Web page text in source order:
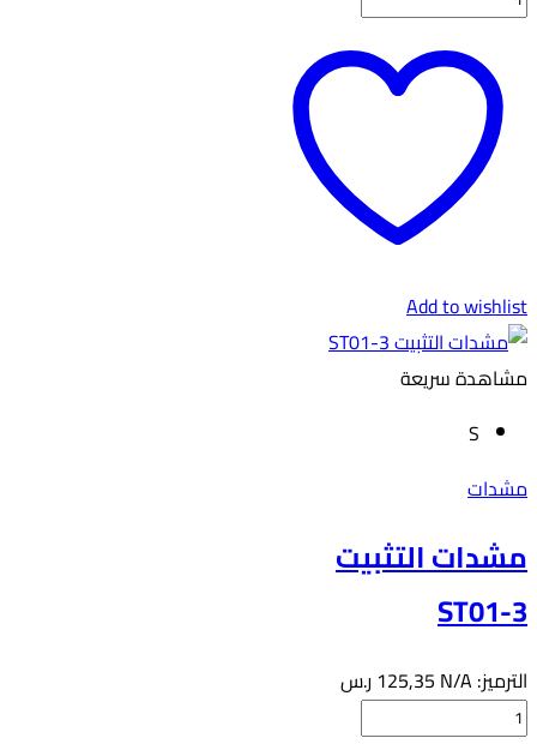
فوم
قطع
LPF05
Add to wishlist
مشاهدة سريعة
S
مشدات
مشدات التثبيت
ST01-3
الترميز: N/A
125,35 ر.س
كمية